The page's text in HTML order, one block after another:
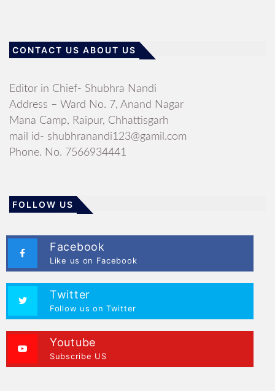
CONTACT US ABOUT US
Editor in Chief- Shubhra Nandi
Address – Ward No. 7, Anand Nagar
Mana Camp, Raipur, Chhattisgarh
mail id- shubhranandi123@gamil.com
Phone. No. 7566934441
FOLLOW US
Facebook
Like us on Facebook
Twitter
Follow us on Twitter
Youtube
Subscribe US